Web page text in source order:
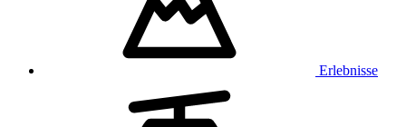
Erlebnisse